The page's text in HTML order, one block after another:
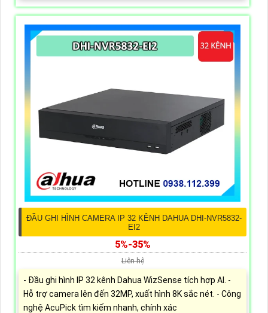
ĐẦU GHI HÌNH CAMERA IP 32 KÊNH DAHUA DHI-NVR5832-
EI2
5%-35%
Liên hệ
- Đầu ghi hình IP 32 kênh Dahua WizSense tích hợp AI. -
Hỗ trợ camera lên đến 32MP, xuất hình 8K sắc nét. - Công
nghệ AcuPick tìm kiếm nhanh, chính xác